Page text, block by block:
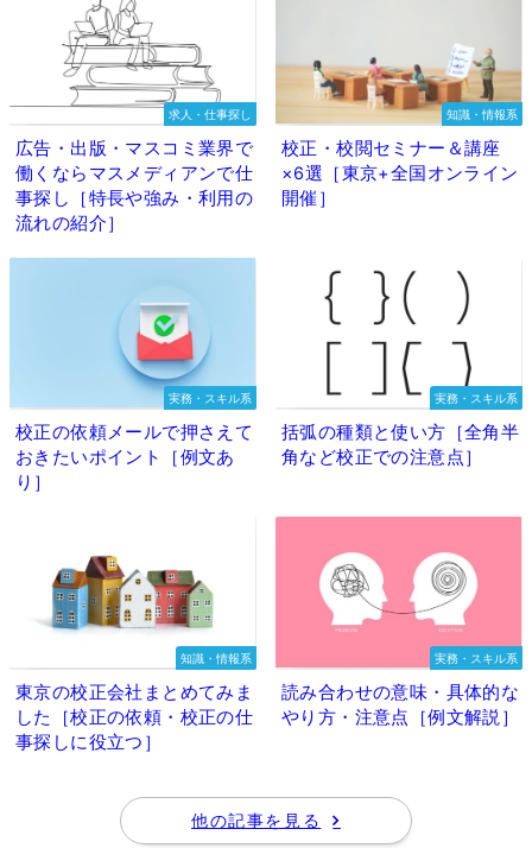
求人・仕事探し
広告・出版・マスコミ業界で
働くならマスメディアンで仕
事探し［特長や強み・利用の
流れの紹介］
知識・情報系
校正・校閲セミナー＆講座
×6選［東京+全国オンライン
開催］
実務・スキル系
校正の依頼メールで押さえて
おきたいポイント［例文あ
り］
実務・スキル系
括弧の種類と使い方［全角半
角など校正での注意点］
知識・情報系
東京の校正会社まとめてみま
した［校正の依頼・校正の仕
事探しに役立つ］
実務・スキル系
読み合わせの意味・具体的な
やり方・注意点［例文解説］
他の記事を見る